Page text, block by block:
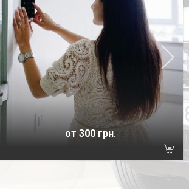
от 300 грн.